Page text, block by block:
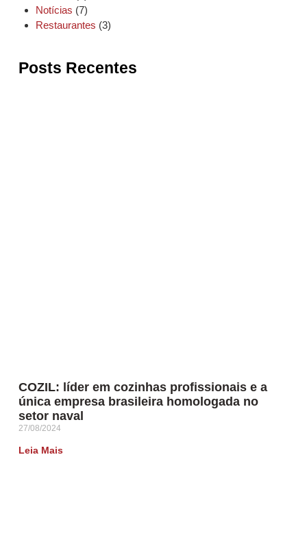
Notícias (7)
Restaurantes (3)
Posts Recentes
COZIL: líder em cozinhas profissionais e a
única empresa brasileira homologada no
setor naval
27/08/2024
Leia Mais